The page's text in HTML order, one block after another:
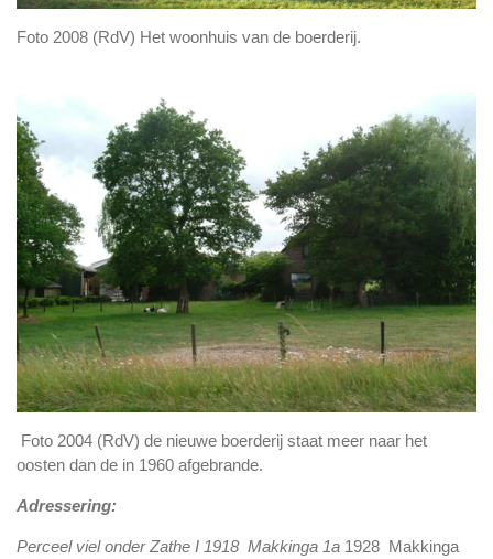
Foto 2008 (RdV) Het woonhuis van de boerderij.
Foto 2004 (RdV) de nieuwe boerderij staat meer naar het
oosten dan de in 1960 afgebrande.
Adressering:
Perceel viel onder Zathe I 1918 Makkinga 1a 1928 Makkinga